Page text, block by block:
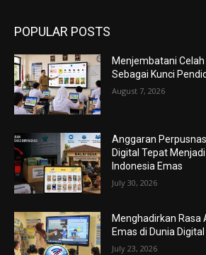
POPULAR POSTS
Menjembatani
Sebagai Kunci
August 7, 2026
Anggaran
Digital Tepat
Indonesia Emas
July 30, 2026
Menghadirkan Rasa
Emas di Dunia Digital
July 23, 2026